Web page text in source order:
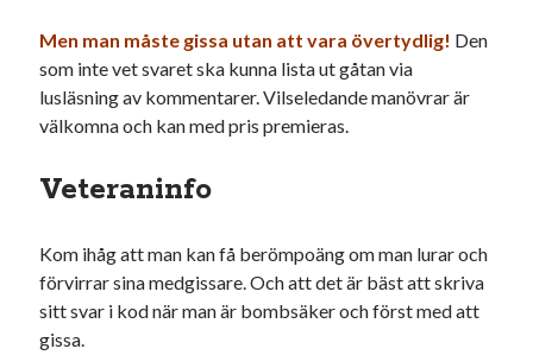
#blogg100 allmänbildning barn
barnen basket bil corona
död England fest film
julkalendern 2021 Julkalendern 2024 konst
kåseri mat minne
minnen
Men man måste gissa utan att vara övertydlig! Den
som inte vet svaret ska kunna lista ut gåtan via
lusläsning av kommentarer. Vilseledande manövrar är
välkomna och kan med pris premieras.
Veteraninfo
Kom ihåg att man kan få berömpoäng om man lurar och
förvirrar sina medgissare. Och att det är bäst att skriva
sitt svar i kod när man är bombsäker och först med att
gissa.